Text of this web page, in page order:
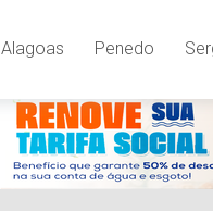
Alagoas Penedo